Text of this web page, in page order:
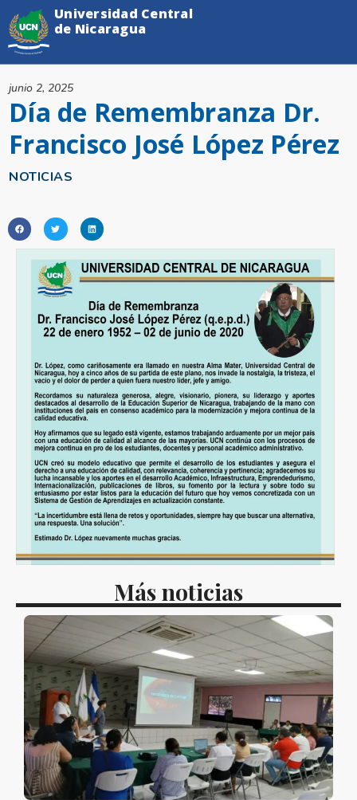
NOTICIAS
Día de Remembranza Dr.
Francisco José López Pérez
junio 2, 2025
Universidad Central
de Nicaragua
Más noticias